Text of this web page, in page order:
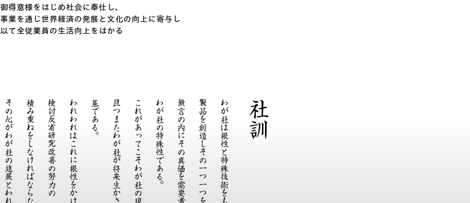
御得意様をはじめ社会に奉仕し、
事業を通じ世界経済の発展と文化の向上に寄与し
​以て全従業員の生活向上をはかる
わが社は根性と特殊技術をもって
製品を創造しその一つ一つを通じ
わが社の特殊性である。
これがあってこそわが社の現在があり
且つまたわが社が将来生かされる
基である。
われわれはこれに根性をかけ日々
検討反省研究改善の努力の
積み重ねをしなければならない。
その心がわが社の進展とわれわれの 社訓